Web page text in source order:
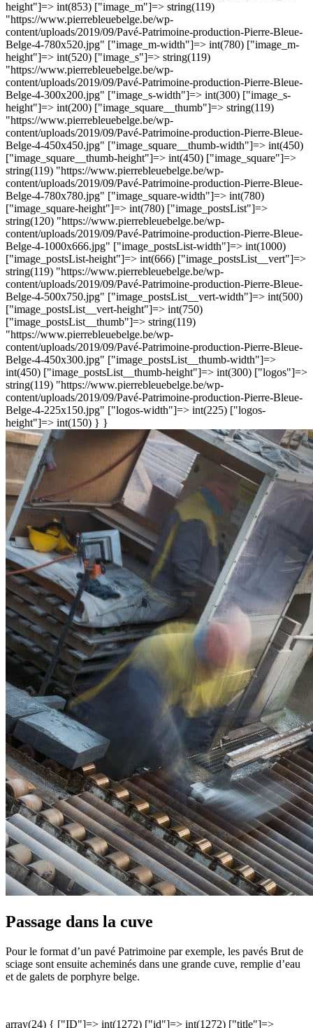
height"]=> int(853) ["image_m"]=> string(119)
"https://www.pierrebleuebelge.be/wp-
content/uploads/2019/09/Pavé-Patrimoine-production-Pierre-Bleue-
Belge-4-780x520.jpg" ["image_m-width"]=> int(780) ["image_m-
height"]=> int(520) ["image_s"]=> string(119)
"https://www.pierrebleuebelge.be/wp-
content/uploads/2019/09/Pavé-Patrimoine-production-Pierre-Bleue-
Belge-4-300x200.jpg" ["image_s-width"]=> int(300) ["image_s-
height"]=> int(200) ["image_square__thumb"]=> string(119)
"https://www.pierrebleuebelge.be/wp-
content/uploads/2019/09/Pavé-Patrimoine-production-Pierre-Bleue-
Belge-4-450x450.jpg" ["image_square__thumb-width"]=> int(450)
["image_square__thumb-height"]=> int(450) ["image_square"]=>
string(119) "https://www.pierrebleuebelge.be/wp-
content/uploads/2019/09/Pavé-Patrimoine-production-Pierre-Bleue-
Belge-4-780x780.jpg" ["image_square-width"]=> int(780)
["image_square-height"]=> int(780) ["image_postsList"]=>
string(120) "https://www.pierrebleuebelge.be/wp-
content/uploads/2019/09/Pavé-Patrimoine-production-Pierre-Bleue-
Belge-4-1000x666.jpg" ["image_postsList-width"]=> int(1000)
["image_postsList-height"]=> int(666) ["image_postsList__vert"]=>
string(119) "https://www.pierrebleuebelge.be/wp-
content/uploads/2019/09/Pavé-Patrimoine-production-Pierre-Bleue-
Belge-4-500x750.jpg" ["image_postsList__vert-width"]=> int(500)
["image_postsList__vert-height"]=> int(750)
["image_postsList__thumb"]=> string(119)
"https://www.pierrebleuebelge.be/wp-
content/uploads/2019/09/Pavé-Patrimoine-production-Pierre-Bleue-
Belge-4-450x300.jpg" ["image_postsList__thumb-width"]=>
int(450) ["image_postsList__thumb-height"]=> int(300) ["logos"]=>
string(119) "https://www.pierrebleuebelge.be/wp-
content/uploads/2019/09/Pavé-Patrimoine-production-Pierre-Bleue-
Belge-4-225x150.jpg" ["logos-width"]=> int(225) ["logos-
height"]=> int(150) } }
Passage dans la cuve
Pour le format d’un pavé Patrimoine par exemple, les pavés Brut de
sciage sont ensuite acheminés dans une grande cuve, remplie d’eau
et de galets de porphyre belge.
array(24) { ["ID"]=> int(1272) ["id"]=> int(1272) ["title"]=>